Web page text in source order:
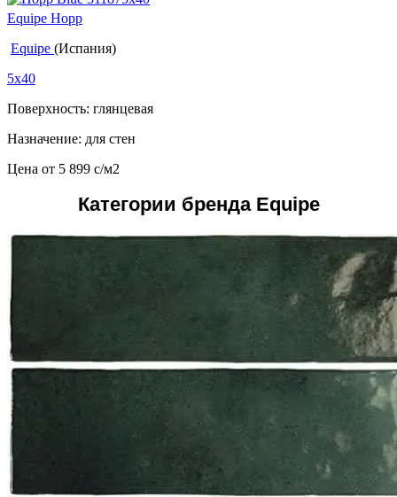
Equipe Hopp
Equipe (Испания)
5x40
Поверхность: глянцевая
Назначение: для стен
Цена от 5 899 c/м2
Категории бренда Equipe